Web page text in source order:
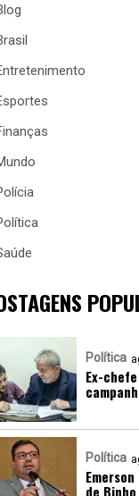
Política
Ex-
Política
de